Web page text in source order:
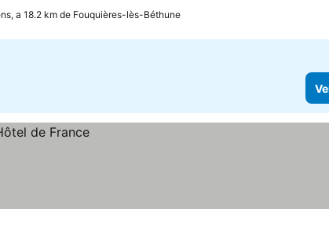
a 18.2 km de Fouquières-lès-Béthune